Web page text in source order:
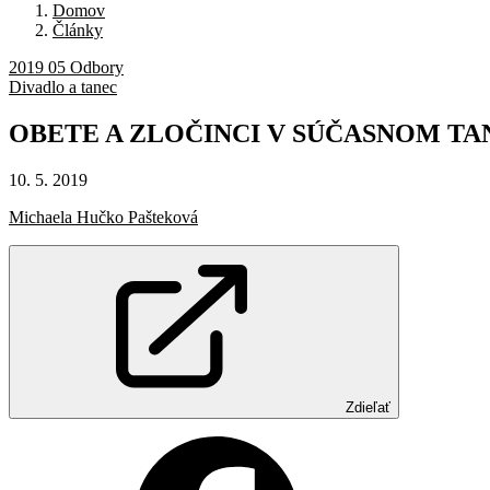
Domov
Články
2019 05 Odbory
Divadlo a tanec
OBETE A ZLOČINCI V SÚČASNOM
10. 5. 2019
Michaela Hučko Pašteková
Zdieľať